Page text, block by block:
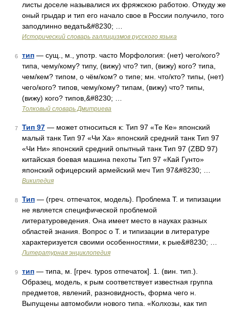
листы доселе называлися их фряжскою работою. Откуду же
оный грыдар и тип его начало свое в России получило, того
заподлинно ведать&#8230; …
Исторический словарь галлицизмов русского языка
6 тип — сущ., м., употр. часто Морфология: (нет) чего/кого?
типа, чему/кому? типу, (вижу) что? тип, (вижу) кого? типа,
чем/кем? типом, о чём/ком? о типе; мн. что/кто? типы, (нет)
чего/кого? типов, чему/кому? типам, (вижу) что? типы,
(вижу) кого? типов,&#8230; …
Толковый словарь Дмитриева
7 Тип 97 — может относиться к: Тип 97 «Те Ке» японский
малый танк Тип 97 «Чи Ха» японский средний танк Тип 97
«Чи Ни» японский средний опытный танк Тип 97 (ZBD 97)
китайская боевая машина пехоты Тип 97 «Кай Гунто»
японский офицерский армейский меч Тип 97&#8230; …
Википедия
8 Тип — (греч. отпечаток, модель). Проблема Т. и типизации
не является специфической проблемой
литературоведения. Она имеет место в науках разных
областей знания. Вопрос о Т. и типизации в литературе
характеризуется своими особенностями, к рые&#8230; …
Литературная энциклопедия
9 тип — типа, м. [греч. typos отпечаток]. 1. (вин. тип.).
Образец, модель, к рым соответствует известная группа
предметов, явлений, разновидность, форма чего н.
Выпущены автомобили нового типа. «Колхозы, как тип